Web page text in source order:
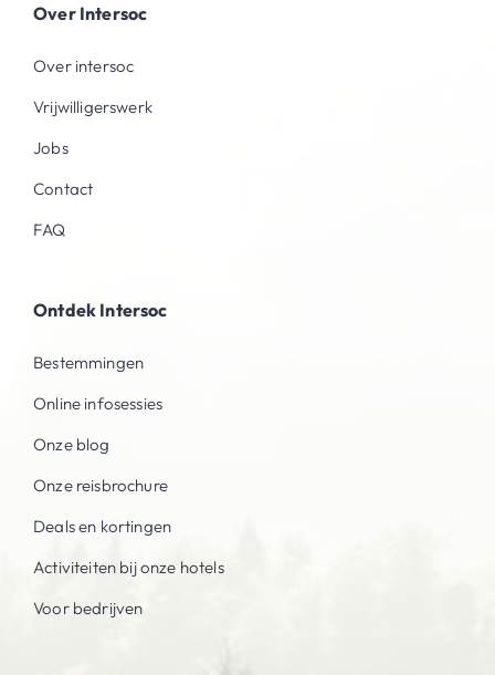
Over Intersoc
Over intersoc
Vrijwilligerswerk
Jobs
Contact
FAQ
Ontdek Intersoc
Bestemmingen
Online infosessies
Onze blog
Onze reisbrochure
Deals en kortingen
Activiteiten bij onze hotels
Voor bedrijven